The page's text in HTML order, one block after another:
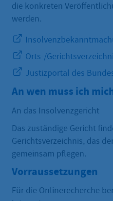
die konkreten
werden.
Orts-/
Justizportal des
An wen muss ich
An das Insolvenzgericht
Das zuständige Gericht
Gerichtsverzeichnis, das
gemeinsam pflegen.
Vorraussetzungen
Für die Onlinerecherche